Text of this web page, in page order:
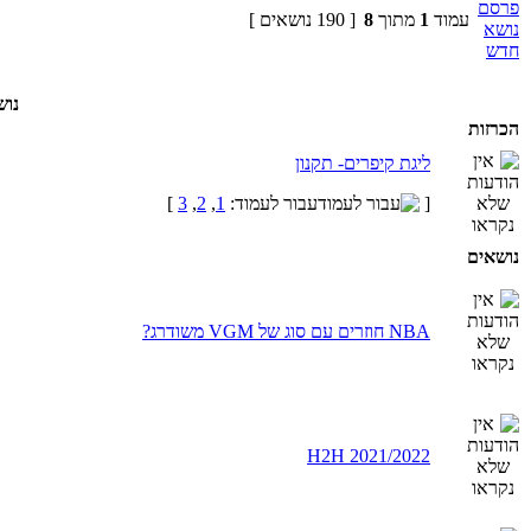
עמוד 1 מתוך 8 [ 190 נושאים ]
הכרזות
ליגת קיפרים- תקנון
[
עבור לעמוד: 1
,
2
,
3
]
נושאים
NBA חוזרים עם סוג של VGM משודרג?
H2H 2021/2022